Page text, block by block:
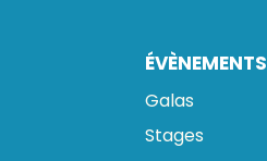
ÉVÈNEMENTS
Galas
Stages